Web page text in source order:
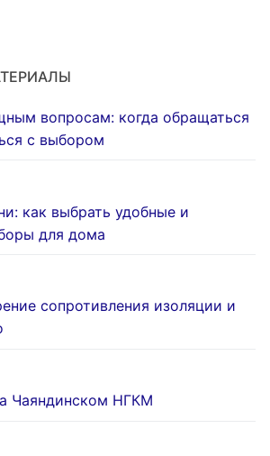
вопросам: когда обращаться
с выбором
как выбрать удобные и
для дома
сопротивления изоляции и
Чаяндинском НГКМ